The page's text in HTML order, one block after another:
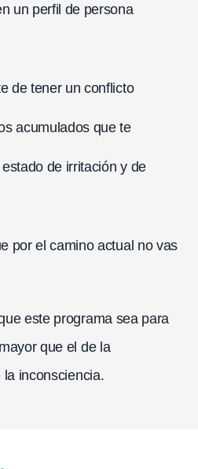
un perfil de persona
de tener un conflicto
acumulados que te
de irritación y de
por el camino actual no vas
este programa sea para
que el de la
la inconsciencia.